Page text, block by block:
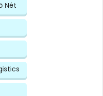
Nét